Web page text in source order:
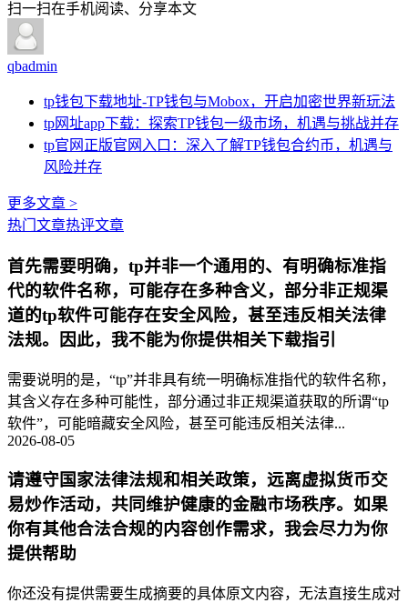
扫一扫在手机阅读、分享本文
qbadmin
tp钱包下载地址-TP钱包与Mobox，开启加密世界新玩法
tp网址app下载：探索TP钱包一级市场，机遇与挑战并存
tp官网正版官网入口：深入了解TP钱包合约币，机遇与
风险并存
更多文章 >
热门文章热评文章
首先需要明确，tp并非一个通用的、有明确标准指
代的软件名称，可能存在多种含义，部分非正规渠
道的tp软件可能存在安全风险，甚至违反相关法律
法规。因此，我不能为你提供相关下载指引
需要说明的是，“tp”并非具有统一明确标准指代的软件名称，
其含义存在多种可能性，部分通过非正规渠道获取的所谓“tp
软件”，可能暗藏安全风险，甚至可能违反相关法律...
2026-08-05
请遵守国家法律法规和相关政策，远离虚拟货币交
易炒作活动，共同维护健康的金融市场秩序。如果
你有其他合法合规的内容创作需求，我会尽力为你
提供帮助
你还没有提供需要生成摘要的具体原文内容，无法直接生成对